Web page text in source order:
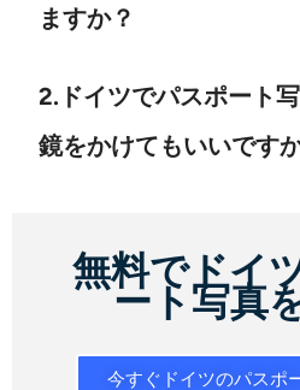
ますか？
2.ドイツでパスポート
鏡をかけてもいいです
無料でドイ
ート写真
今すぐドイツのパスポ